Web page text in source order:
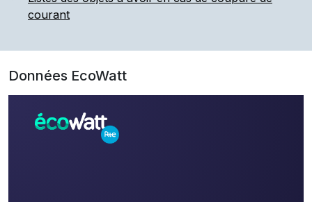
courant
Données EcoWatt